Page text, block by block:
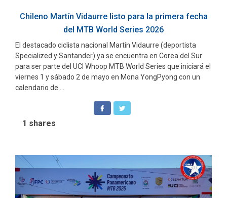
Chileno Martín Vidaurre listo para la primera fecha
del MTB World Series 2026
El destacado ciclista nacional Martín Vidaurre (deportista
Specialized y Santander) ya se encuentra en Corea del Sur
para ser parte del UCI Whoop MTB World Series que iniciará el
viernes 1 y sábado 2 de mayo en Mona YongPyong con un
calendario de ...
1 shares